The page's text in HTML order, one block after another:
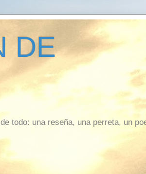
DE
todo: una reseña, una perreta, un